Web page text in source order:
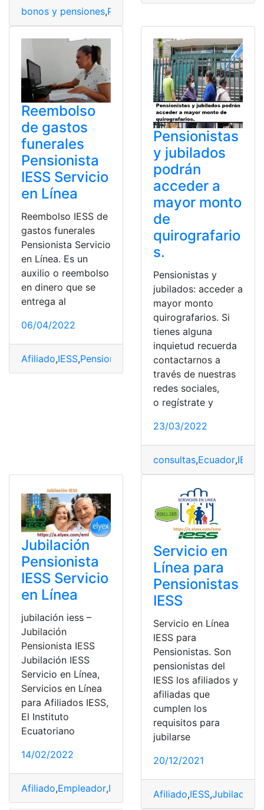
bonos y pensiones,Pensiones
Reembolso
de gastos
funerales
Pensionista
IESS Servicio
en Línea
Reembolso IESS de
gastos funerales
Pensionista Servicio
en Línea. Es un
auxilio o reembolso
en dinero que se
entrega al
06/04/2022
Afiliado,IESS,Pensionista ,top2
Pensionistas
y jubilados
podrán
acceder a
mayor monto
de
quirografario
s.
Pensionistas y
jubilados: acceder a
mayor monto
quirografarios. Si
tienes alguna
inquietud recuerda
contactarnos a
través de nuestras
redes sociales,
o regístrate y
23/03/2022
consultas,Ecuador,IESS
Jubilación
Pensionista
IESS Servicio
en Línea
jubilación iess –
Jubilación
Pensionista IESS
Jubilación IESS
Servicio en Línea,
Servicios en Línea
para Afiliados IESS,
El Instituto
Ecuatoriano
14/02/2022
Afiliado,Empleador,IESS Jubilados Pensionista top1
Servicio en
Línea para
Pensionistas
IESS
Servicio en Línea
IESS para
Pensionistas. Son
pensionistas del
IESS los afiliados y
afiliadas que
cumplen los
requisitos para
jubilarse
20/12/2021
Afiliado,IESS,Jubilados